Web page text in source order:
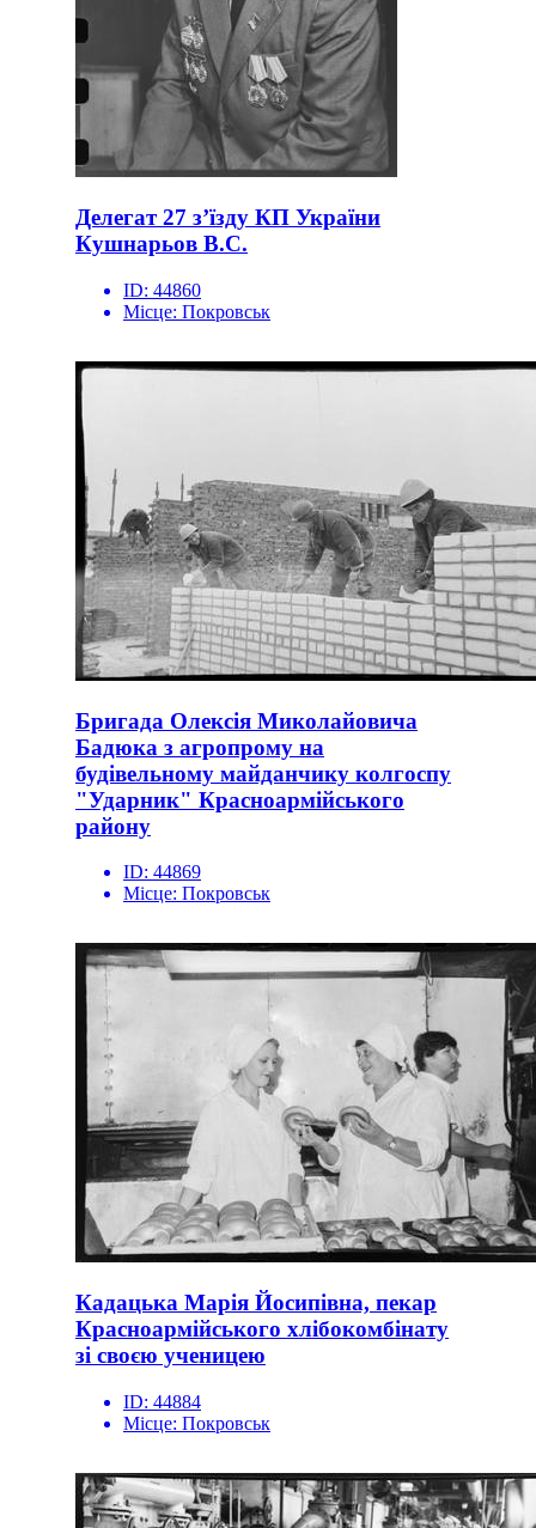
Делегат 27 з’їзду КП України
Кушнарьов В.С.
ID: 44860
Місце: Покровськ
Бригада Олексія Миколайовича
Бадюка з агропрому на
будівельному майданчику колгоспу
"Ударник" Красноармійського
району
ID: 44869
Місце: Покровськ
Кадацька Марія Йосипівна, пекар
Красноармійського хлібокомбінату
зі своєю ученицею
ID: 44884
Місце: Покровськ